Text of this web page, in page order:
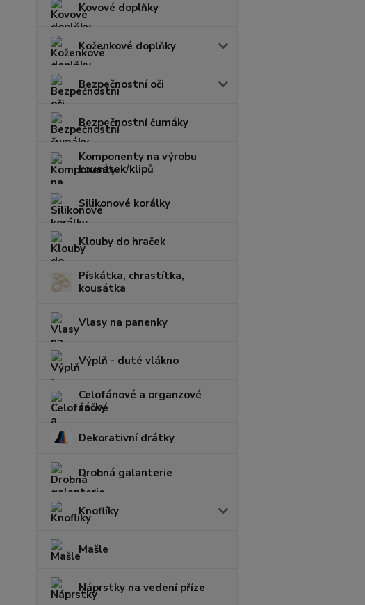
Kovové doplňky
Koženkové doplňky
Bezpečnostní oči
Bezpečnostní čumáky
Komponenty na výrobu
kousátek/klipů
Silikonové korálky
Klouby do hraček
Pískátka, chrastítka,
kousátka
Vlasy na panenky
Výplň - duté vlákno
Celofánové a organzové
sáčky
Dekorativní drátky
Drobná galanterie
Knoflíky
Mašle
Náprstky na vedení příze